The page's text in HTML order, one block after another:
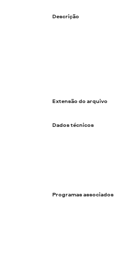
Descrição
Extensão do arquivo
Dados técnicos
Programas associados